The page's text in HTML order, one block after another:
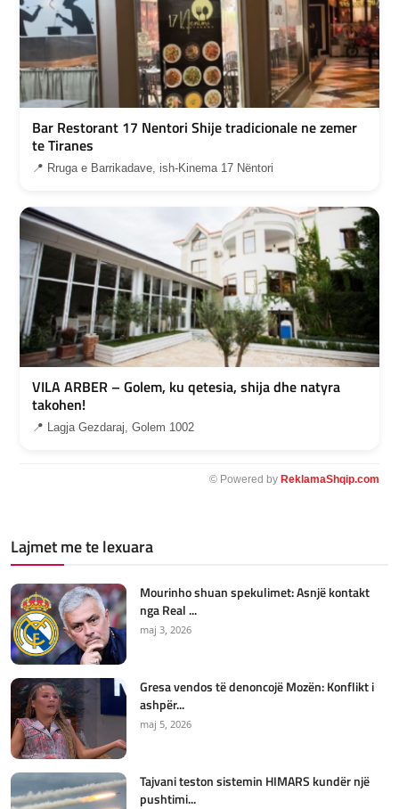
Bar Restorant 17 Nentori Shije tradicionale ne zemer
te Tiranes
📍 Rruga e Barrikadave, ish-Kinema 17 Nëntori
VILA ARBER – Golem, ku qetesia, shija dhe natyra
takohen!
📍 Lagja Gezdaraj, Golem 1002
© Powered by ReklamaShqip.com
Lajmet me te lexuara
Mourinho shuan spekulimet: Asnjë kontakt
nga Real ...
maj 3, 2026
Gresa vendos të denoncojë Mozën: Konflikt i
ashpër...
maj 5, 2026
Tajvani teston sistemin HIMARS kundër një
pushtimi...